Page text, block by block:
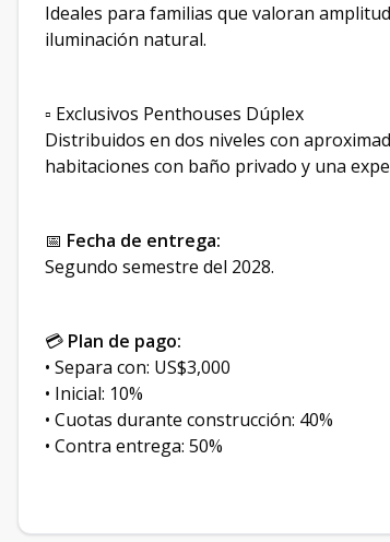
Ideales para familias que valoran
iluminación natural.
▫️ Exclusivos Penthouses Dúplex
Distribuidos en dos niveles con
habitaciones con baño privado y una
📅 Fecha de entrega:
Segundo semestre del 2028.
💳 Plan de pago:
• Separa con: US$3,000
• Inicial: 10%
• Cuotas durante construcción: 40%
• Contra entrega: 50%